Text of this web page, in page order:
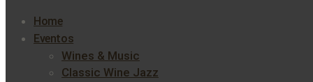
Home
Eventos
Wines & Music
Classic Wine Jazz